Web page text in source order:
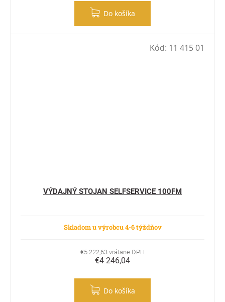
Do košíka
VÝDAJNÝ STOJAN SELFSERVICE 100FM
Skladom u výrobcu 4-6 týždňov
€5 222,63 vrátane DPH
€4 246,04
Do košíka
Kód: 11 415 01